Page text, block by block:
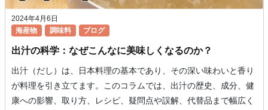
2024年4月6日
海産物
調味料 ブログ
出汁の科学：なぜこんなに美味しくなるのか？
出汁（だし）は、日本料理の基本であり、その深い味わいと香り
が料理を引き立てます。このコラムでは、出汁の歴史、成分、健
康への影響、取り方、レシピ、疑問点や誤解、代替品まで幅広く